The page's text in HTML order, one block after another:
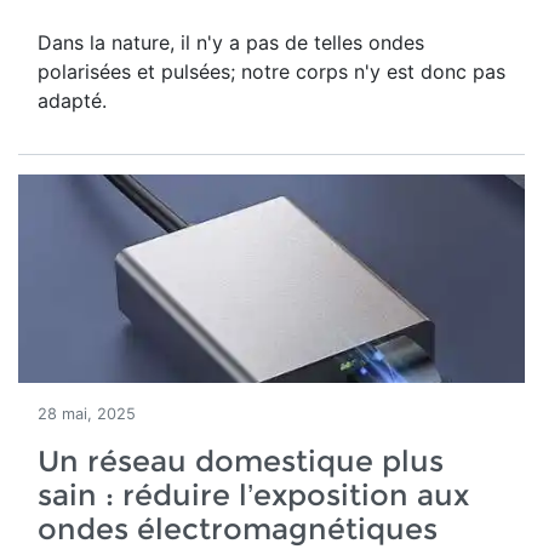
Dans la nature, il n'y a pas de telles ondes
polarisées et pulsées; notre corps n'y est donc pas
adapté.
28 mai, 2025
Un réseau domestique plus
sain : réduire l’exposition aux
ondes électromagnétiques